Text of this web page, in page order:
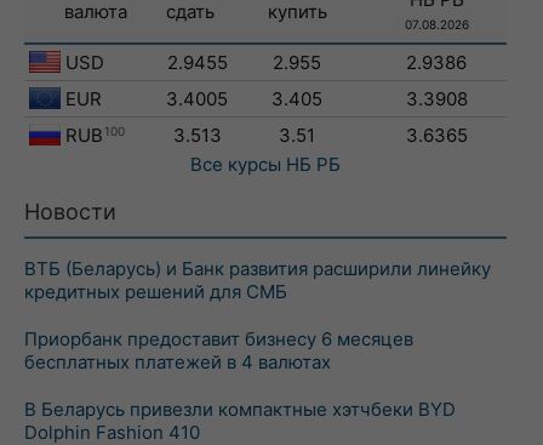
валюта сдать купить
07.08.2026
USD 2.9455 2.955
2.9386
EUR
3.4005 3.405
3.3908
RUB 100 3.513 3.51
3.6365
Все курсы НБ РБ
Новости
ВТБ (Беларусь) и Банк развития расширили линейку
кредитных решений для СМБ
Приорбанк предоставит бизнесу 6 месяцев
бесплатных платежей в 4 валютах
В Беларусь привезли компактные хэтчбеки BYD
Dolphin Fashion 410